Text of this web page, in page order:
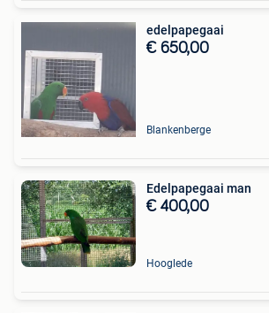
edelpapegaai
€ 650,00
Blankenberge
Edelpapegaai man
€ 400,00
Hooglede